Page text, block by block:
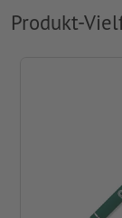
Produkt-